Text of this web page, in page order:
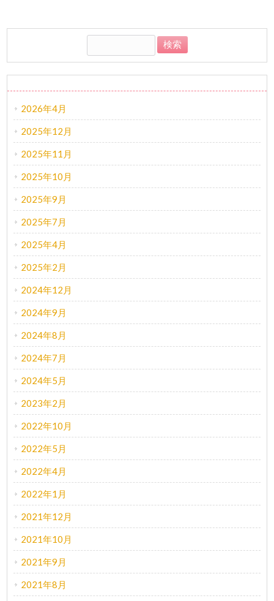
2026年4月
2025年12月
2025年11月
2025年10月
2025年9月
2025年7月
2025年4月
2025年2月
2024年12月
2024年9月
2024年8月
2024年7月
2024年5月
2023年2月
2022年10月
2022年5月
2022年4月
2022年1月
2021年12月
2021年10月
2021年9月
2021年8月